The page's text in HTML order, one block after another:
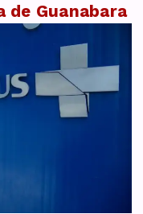
de Guanabara